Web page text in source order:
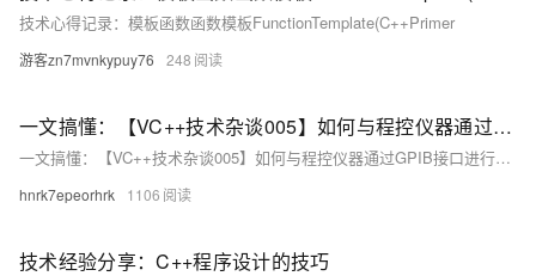
技术心得记录：模板函数函数模板FunctionTemplate(C++Primer
游客zn7mvnkypuy76 248
一文搞懂：【VC++技术杂谈005】如何与程控仪器通过GPIB接口进行通信
一文搞懂：【VC++技术杂谈005】如何与程控仪器通过GPIB接口进行通信
hnrk7epeorhrk 1106
技术经验分享：C++程序设计的技巧